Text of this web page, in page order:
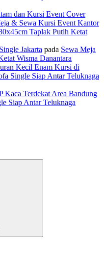
dan Kursi Event Cover
& Sewa Kursi Event Kantor
Taplak Putih Ketat
Jakarta pada Sewa Meja
Wisma Danantara
Kecil Enam Kursi di
Single Siap Antar Teluknaga
Kaca Terdekat Area Bandung
Siap Antar Teluknaga